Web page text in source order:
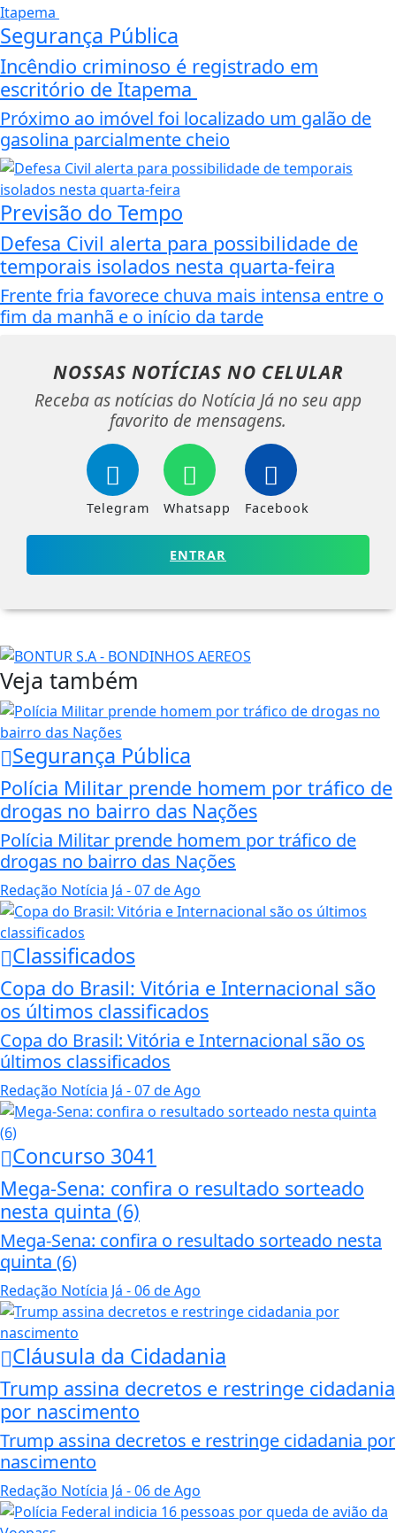
Segurança Pública
Incêndio criminoso é registrado em
escritório de Itapema
Próximo ao imóvel foi localizado um galão de
gasolina parcialmente cheio
Previsão do Tempo
Defesa Civil alerta para possibilidade de
temporais isolados nesta quarta-feira
Frente fria favorece chuva mais intensa entre o
fim da manhã e o início da tarde
NOSSAS NOTÍCIAS NO CELULAR
Receba as notícias do Notícia Já no seu app
favorito de mensagens.
Telegram Whatsapp Facebook
ENTRAR
Veja também
Segurança Pública
Polícia Militar prende homem por tráfico de
drogas no bairro das Nações
Polícia Militar prende homem por tráfico de
drogas no bairro das Nações
Redação Notícia Já - 07 de Ago
Classificados
Copa do Brasil: Vitória e Internacional são
os últimos classificados
Copa do Brasil: Vitória e Internacional são os
últimos classificados
Redação Notícia Já - 07 de Ago
Concurso 3041
Mega-Sena: confira o resultado sorteado
nesta quinta (6)
Mega-Sena: confira o resultado sorteado nesta
quinta (6)
Redação Notícia Já - 06 de Ago
Cláusula da Cidadania
Trump assina decretos e restringe cidadania
por nascimento
Trump assina decretos e restringe cidadania por
nascimento
Redação Notícia Já - 06 de Ago